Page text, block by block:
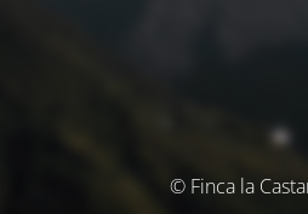
© Finca la